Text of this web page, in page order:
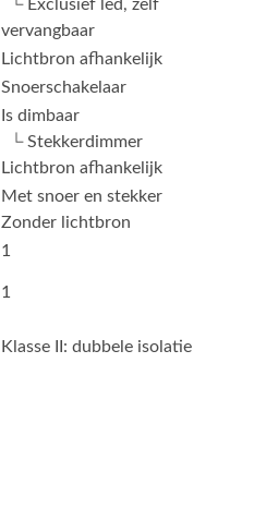
└ Exclusief led, zelf
vervangbaar
Lichtbron afhankelijk
Snoerschakelaar
Is dimbaar
└ Stekkerdimmer
Lichtbron afhankelijk
Met snoer en stekker
Zonder lichtbron
1
1
Klasse II: dubbele isolatie